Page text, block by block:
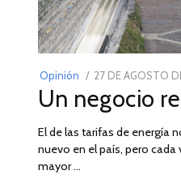
Opinión
POSTED
ON
27 DE AGOSTO
Un negocio
El de las tarifas de energía
nuevo en el país, pero cada
mayor …